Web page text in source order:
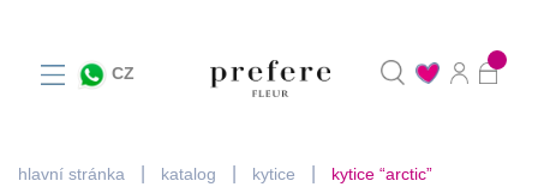
CZ
hlavní stránka katalog kytice kytice “arctic”